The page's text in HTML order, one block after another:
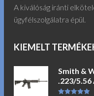
A kiválóság iránti
ügyfélszolgálatra épül.
KIEMELT
Smith &
.223/